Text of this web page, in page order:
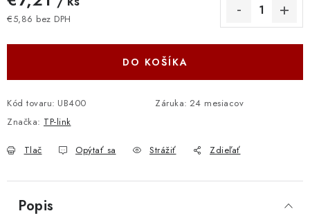
€5,86 bez DPH
DO KOŠÍKA
Kód tovaru: UB400 Záruka: 24 mesiacov
Značka: TP-link
Tlač Opýtať sa Strážiť Zdieľať
Popis